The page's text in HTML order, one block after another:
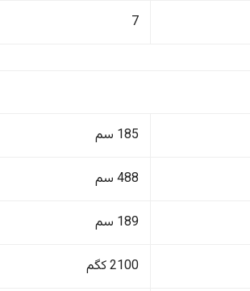
7
185 سم
488 سم
189 سم
2100 کگم